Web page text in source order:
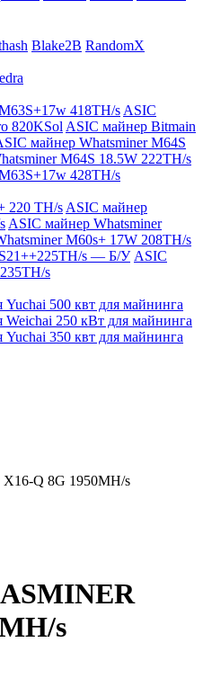
Blake2B RandomX
418TH/s ASIC
820KSol ASIC майнер Bitmain
майнер Whatsminer M64S
M64S 18.5W 222TH/s
428TH/s
220 TH/s ASIC майнер
ASIC майнер Whatsminer
M60s+ 17W 208TH/s
s — Б/У ASIC
s
Yuchai 500 квт для майнинга
Weichai 250 кВт для майнинга
Yuchai 350 квт для майнинга
Q 8G 1950MH/s
s